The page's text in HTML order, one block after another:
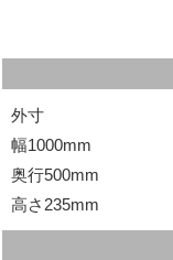
左右に2杯の引き
収納することがで
外寸
幅1000mm
奥行500mm
高さ235mm